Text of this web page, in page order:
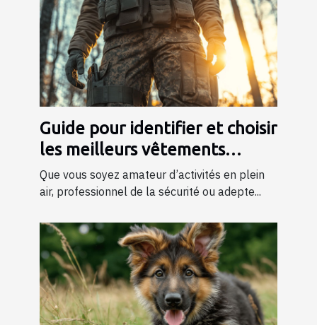
Guide pour identifier et choisir
les meilleurs vêtements
tactiques
Que vous soyez amateur d’activités en plein
air, professionnel de la sécurité ou adepte...